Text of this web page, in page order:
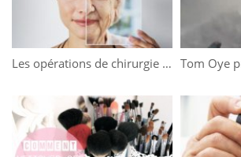
Les opérations de chirurgie esthétique les plus plébiscitées